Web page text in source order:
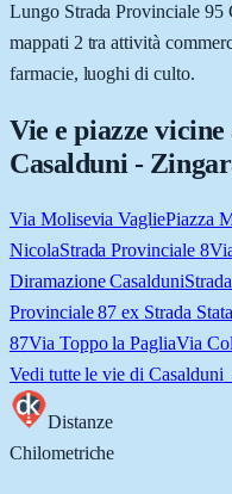
Lungo Strada Provinciale 95
mappati 2 tra attività
farmacie, luoghi di culto.
Vie e piazze vicine
Casalduni -
Via Molisevia VagliePiazza
NicolaStrada Provinciale 8
Diramazione Casalduni
Provinciale 87 ex Strada
87Via Toppo la PagliaVia
Vedi tutte le vie di Casalduni
Distanze
Chilometriche